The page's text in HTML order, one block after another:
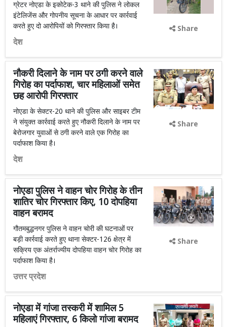
ग्रेटर नोएडा के इकोटेक-3 थाने की पुलिस ने लोकल
इंटेलिजेंस और गोपनीय सूचना के आधार पर कार्रवाई
करते हुए दो आरोपियों को गिरफ्तार किया है।
देश
Share
नौकरी दिलाने के नाम पर ठगी करने वाले
गिरोह का पर्दाफाश, चार महिलाओं समेत
छह आरोपी गिरफ्तार
नोएडा के सेक्टर-20 थाने की पुलिस और साइबर टीम
ने संयुक्त कार्रवाई करते हुए नौकरी दिलाने के नाम पर
बेरोजगार युवाओं से ठगी करने वाले एक गिरोह का
पर्दाफाश किया है।
देश
Share
नोएडा पुलिस ने वाहन चोर गिरोह के तीन
शातिर चोर गिरफ्तार किए, 10 दोपहिया
वाहन बरामद
गौतमबुद्धनगर पुलिस ने वाहन चोरी की घटनाओं पर
बड़ी कार्रवाई करते हुए थाना सेक्टर-126 क्षेत्र में
सक्रिय एक अंतर्राज्यीय दोपहिया वाहन चोर गिरोह का
पर्दाफाश किया है।
उत्तर प्रदेश
Share
नोएडा में गांजा तस्करी में शामिल 5
महिलाएं गिरफ्तार, 6 किलो गांजा बरामद